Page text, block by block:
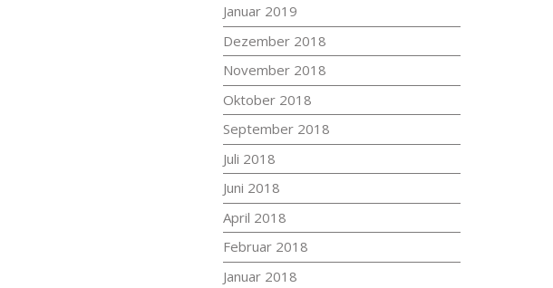
Januar 2019
Dezember 2018
November 2018
Oktober 2018
September 2018
Juli 2018
Juni 2018
April 2018
Februar 2018
Januar 2018